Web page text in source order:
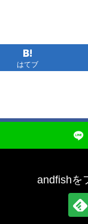
はてブ
andfishを